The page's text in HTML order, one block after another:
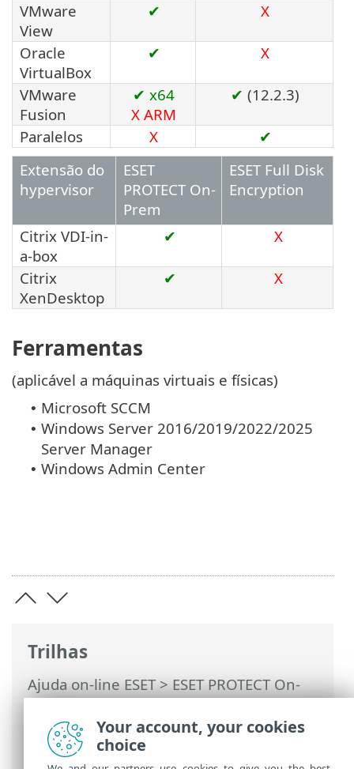
Trilhas
Ajuda on-line ESET>ESET PROTECT On-
Prem>Especificações> Ambientes de
provisionamento de área de trabalho
compatíveis
VMware
View
✔ X
Oracle
VirtualBox
✔ X
VMware
Fusion
✔ x64
X ARM
✔ (12.2.3)
Paralelos X
✔
Extensão do
hypervisor
ESET
PROTECT On-
Prem
ESET Full Disk
Encryption
Citrix VDI-in-
a-box
✔ X
Citrix
XenDesktop
✔ X
Ferramentas
(aplicável a máquinas virtuais e físicas)
• Microsoft SCCM
• Windows Server 2016/2019/2022/2025
Server Manager
• Windows Admin Center
Your account, your cookies
choice